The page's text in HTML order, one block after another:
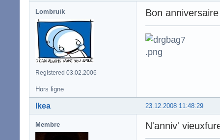
Lombruik
Registered 03.02.2006
Bon
Hors ligne
23.12.2008 11:48:29
Ikea
Membre N'anniv'